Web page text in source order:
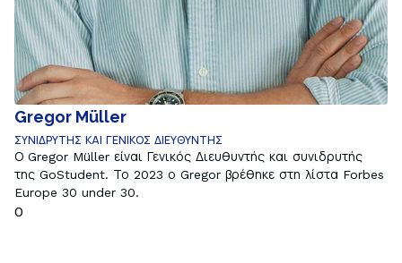
Gregor Müller
ΣΥΝΙΔΡΥΤΗΣ ΚΑΙ ΓΕΝΙΚΟΣ ΔΙΕΥΘΥΝΤΗΣ
Ο Gregor Müller είναι Γενικός Διευθυντής και συνιδρυτής
της GoStudent. Το 2023 ο Gregor βρέθηκε στη λίστα Forbes
Europe 30 under 30.
0